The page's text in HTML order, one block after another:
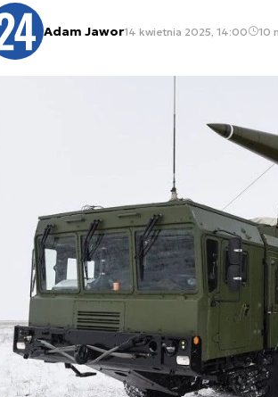
Adam Jawor14 kwietnia 2025, 14:00 10